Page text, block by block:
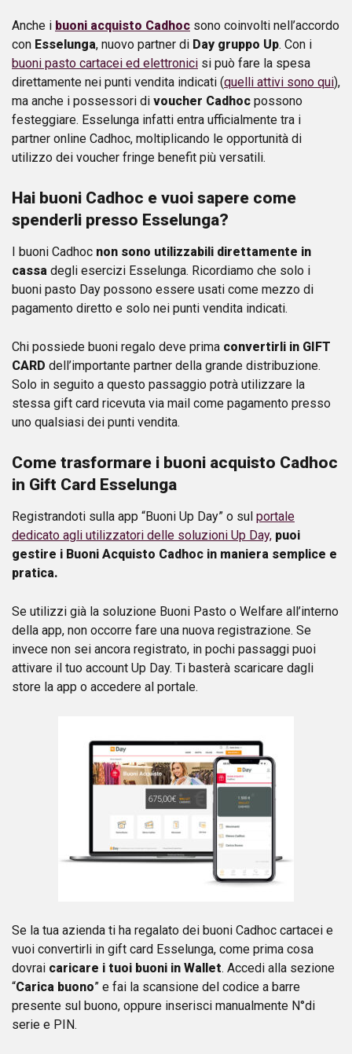
Anche i buoni acquisto Cadhoc sono coinvolti nell’accordo
con Esselunga, nuovo partner di Day gruppo Up. Con i
buoni pasto cartacei ed elettronici si può fare la spesa
direttamente nei punti vendita indicati (quelli attivi sono qui),
ma anche i possessori di voucher Cadhoc possono
festeggiare. Esselunga infatti entra ufficialmente tra i
partner online Cadhoc, moltiplicando le opportunità di
utilizzo dei voucher fringe benefit più versatili.
Hai buoni Cadhoc e vuoi sapere come
spenderli presso Esselunga?
I buoni Cadhoc non sono utilizzabili direttamente in
cassa degli esercizi Esselunga. Ricordiamo che solo i
buoni pasto Day possono essere usati come mezzo di
pagamento diretto e solo nei punti vendita indicati.
Chi possiede buoni regalo deve prima convertirli in GIFT
CARD dell’importante partner della grande distribuzione.
Solo in seguito a questo passaggio potrà utilizzare la
stessa gift card ricevuta via mail come pagamento presso
uno qualsiasi dei punti vendita.
Come trasformare i buoni acquisto Cadhoc
in Gift Card Esselunga
Registrandoti sulla app “Buoni Up Day” o sul portale
dedicato agli utilizzatori delle soluzioni Up Day, puoi
gestire i Buoni Acquisto Cadhoc in maniera semplice e
pratica.
Se utilizzi già la soluzione Buoni Pasto o Welfare all’interno
della app, non occorre fare una nuova registrazione. Se
invece non sei ancora registrato, in pochi passaggi puoi
attivare il tuo account Up Day. Ti basterà scaricare dagli
store la app o accedere al portale.
Se la tua azienda ti ha regalato dei buoni Cadhoc cartacei e
vuoi convertirli in gift card Esselunga, come prima cosa
dovrai caricare i tuoi buoni in Wallet. Accedi alla sezione
“Carica buono” e fai la scansione del codice a barre
presente sul buono, oppure inserisci manualmente N°di
serie e PIN.